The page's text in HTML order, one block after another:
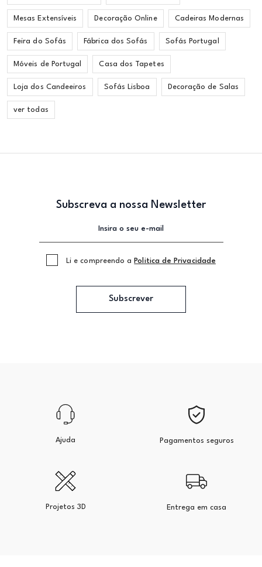
Mesas Extensíveis Decoração Online Cadeiras Modernas
Feira do Sofás Fábrica dos Sofás Sofás Portugal
Móveis de Portugal Casa dos Tapetes
Loja dos Candeeiros Sofás Lisboa Decoração de Salas
ver todas
Subscreva a nossa Newsletter
Li e compreendo a Politica de Privacidade
Subscrever
Ajuda Pagamentos seguros
Projetos 3D Entrega em casa